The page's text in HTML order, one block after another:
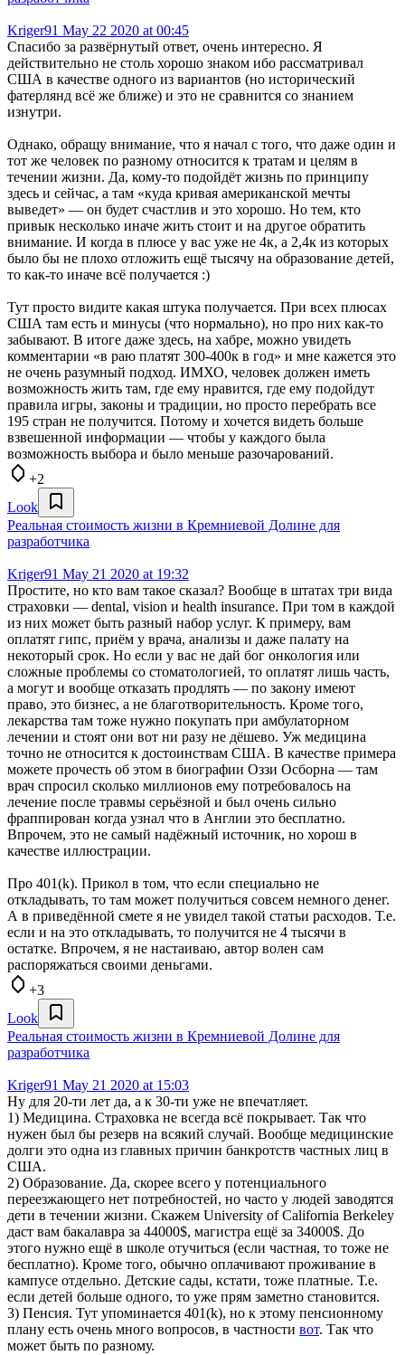
Kriger91 May 22 2020 at 00:45
Спасибо за развёрнутый ответ, очень интересно. Я
действительно не столь хорошо знаком ибо рассматривал
США в качестве одного из вариантов (но исторический
фатерлянд всё же ближе) и это не сравнится со знанием
изнутри.
Однако, обращу внимание, что я начал с того, что даже один и
тот же человек по разному относится к тратам и целям в
течении жизни. Да, кому-то подойдёт жизнь по принципу
здесь и сейчас, а там «куда кривая американской мечты
выведет» — он будет счастлив и это хорошо. Но тем, кто
привык несколько иначе жить стоит и на другое обратить
внимание. И когда в плюсе у вас уже не 4к, а 2,4к из которых
было бы не плохо отложить ещё тысячу на образование детей,
то как-то иначе всё получается :)
Тут просто видите какая штука получается. При всех плюсах
США там есть и минусы (что нормально), но про них как-то
забывают. В итоге даже здесь, на хабре, можно увидеть
комментарии «в раю платят 300-400к в год» и мне кажется это
не очень разумный подход. ИМХО, человек должен иметь
возможность жить там, где ему нравится, где ему подойдут
правила игры, законы и традиции, но просто перебрать все
195 стран не получится. Потому и хочется видеть больше
взвешенной информации — чтобы у каждого была
возможность выбора и было меньше разочарований.
+2
Look
Реальная стоимость жизни в Кремниевой Долине для
разработчика
Kriger91 May 21 2020 at 19:32
Простите, но кто вам такое сказал? Вообще в штатах три вида
страховки — dental, vision и health insurance. При том в каждой
из них может быть разный набор услуг. К примеру, вам
оплатят гипс, приём у врача, анализы и даже палату на
некоторый срок. Но если у вас не дай бог онкология или
сложные проблемы со стоматологией, то оплатят лишь часть,
а могут и вообще отказать продлять — по закону имеют
право, это бизнес, а не благотворительность. Кроме того,
лекарства там тоже нужно покупать при амбулаторном
лечении и стоят они вот ни разу не дёшево. Уж медицина
точно не относится к достоинствам США. В качестве примера
можете прочесть об этом в биографии Оззи Осборна — там
врач спросил сколько миллионов ему потребовалось на
лечение после травмы серьёзной и был очень сильно
фраппирован когда узнал что в Англии это бесплатно.
Впрочем, это не самый надёжный источник, но хорош в
качестве иллюстрации.
Про 401(k). Прикол в том, что если специально не
откладывать, то там может получиться совсем немного денег.
А в приведённой смете я не увидел такой статьи расходов. Т.е.
если и на это откладывать, то получится не 4 тысячи в
остатке. Впрочем, я не настаиваю, автор волен сам
распоряжаться своими деньгами.
+3
Look
Реальная стоимость жизни в Кремниевой Долине для
разработчика
Kriger91 May 21 2020 at 15:03
Ну для 20-ти лет да, а к 30-ти уже не впечатляет.
1) Медицина. Страховка не всегда всё покрывает. Так что
нужен был бы резерв на всякий случай. Вообще медицинские
долги это одна из главных причин банкротств частных лиц в
США.
2) Образование. Да, скорее всего у потенциального
переезжающего нет потребностей, но часто у людей заводятся
дети в течении жизни. Скажем University of California Berkeley
даст вам бакалавра за 44000$, магистра ещё за 34000$. До
этого нужно ещё в школе отучиться (если частная, то тоже не
бесплатно). Кроме того, обычно оплачивают проживание в
кампусе отдельно. Детские сады, кстати, тоже платные. Т.е.
если детей больше одного, то уже прям заметно становится.
3) Пенсия. Тут упоминается 401(k), но к этому пенсионному
плану есть очень много вопросов, в частности вот. Так что
может быть по разному.